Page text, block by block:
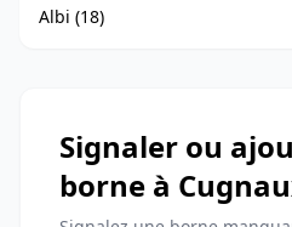
Albi (18)
Signaler ou
borne à